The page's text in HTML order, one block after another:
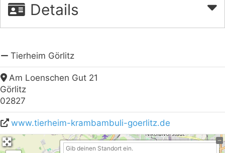
Details
Tierheim Görlitz
Am Loenschen Gut 21
Görlitz
02827
www.tierheim-krambambuli-goerlitz.de